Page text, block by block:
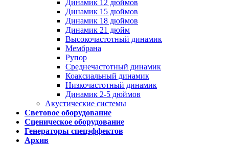
Динамик 12 дюймов
Динамик 15 дюймов
Динамик 18 дюймов
Динамик 21 дюйм
Высокочастотный динамик
Мембрана
Рупор
Среднечастотный динамик
Коаксиальный динамик
Низкочастотный динамик
Динамик 2-5 дюймов
Акустические системы
Световое оборудование
Сценическое оборудование
Генераторы спецэффектов
Архив